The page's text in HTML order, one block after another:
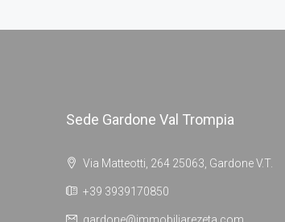
Sede Gardone Val Trompia
Via Matteotti, 264 25063, Gardone V.T.
+39 3939170850